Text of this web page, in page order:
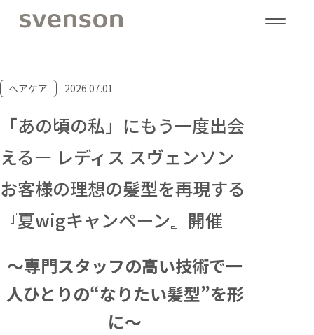
ヘアケア 2026.07.01
「あの頃の私」にもう一度出会
える― レディス スヴェンソン
お客様の理想の髪型を再現する
『夏wigキャンペーン』開催
～専門スタッフの高い技術で一
人ひとりの“なりたい髪型”を形
に～